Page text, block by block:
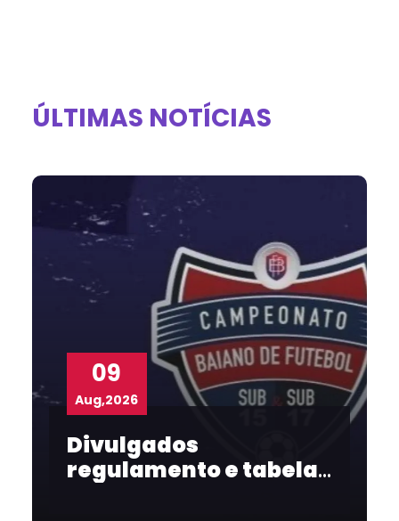
ÚLTIMAS NOTÍCIAS
09
Aug,2026
Divulgados
regulamento e tabelas